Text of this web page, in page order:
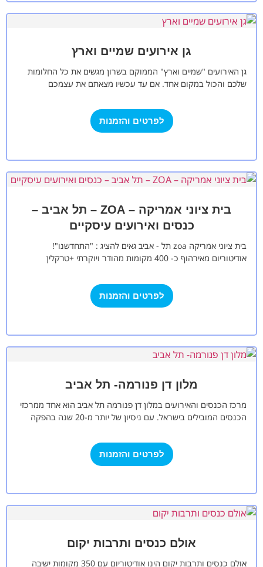
גן אירועים שמיים וארץ
גן האירועים "שמיים וארץ" הממוקם בשרון מגשים את כל החלומות
שלכם והכול במקום אחד. אם עד עכשיו מצאתם את עצמכם
לפרטים והזמנות
בית ציוני אמריקה – ZOA – תל אביב –
כנסים ואירועים עיסקיים
בית ציוני אמריקה zoa תל - אביב גאים להציג : "התחדשנו"!
אודיטוריום מאירהוף כ- 400 מקומות מהודר ויוקרתי +טרקלין
לפרטים והזמנות
מלון דן פנורמה- תל אביב
מרכז הכנסים והאירועים במלון דן פנורמה תל אביב הוא אחד ממרכזי
הכנסים המובילים בישראל. עם ניסיון של יותר מ-20 שנה בהפקה
לפרטים והזמנות
אולם כנסים ותרבות יקום
אולם כנסים ותרבות יקום הינו אודיטוריום עם 350 מקומות ישיבה